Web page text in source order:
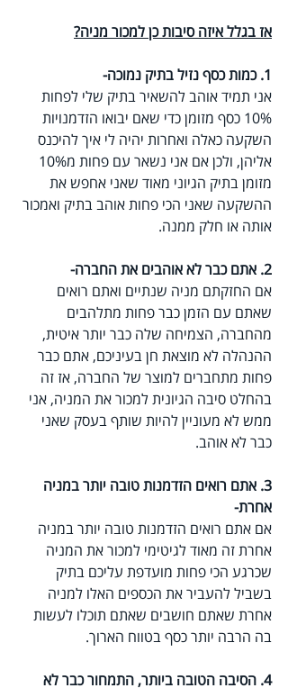
אז בגלל איזה סיבות כן למכור מניה?
1. כמות כסף נזיל בתיק נמוכה-
אני תמיד אוהב להשאיר בתיק שלי לפחות
10% כסף מזומן כדי שאם יבואו הזדמנויות
השקעה כאלה ואחרות יהיה לי איך להיכנס
מזומן בתיק הגיוני מאוד שאני אחפש את
ההשקעה שאני הכי פחות אוהב בתיק ואמכור
אותה או חלק ממנה.
2. אתם כבר לא אוהבים את החברה-
אם החזקתם מניה שנתיים ואתם רואים
שאתם עם הזמן כבר פחות מתלהבים
מהחברה, הצמיחה שלה כבר יותר איטית,
ההנהלה לא מוצאת חן בעיניכם, אתם כבר
פחות מתחברים למוצר של החברה, אז זה
בהחלט סיבה הגיונית למכור את המניה, אני
ממש לא מעוניין להיות שותף בעסק שאני
כבר לא אוהב.
3. אתם רואים הזדמנות טובה יותר במניה
אחרת-
אם אתם רואים הזדמנות טובה יותר במניה
אחרת זה מאוד לגיטימי למכור את המניה
שכרגע הכי פחות מועדפת עליכם בתיק
בשביל להעביר את הכספים האלו למניה
אחרת שאתם חושבים שאתם תוכלו לעשות
בה הרבה יותר כסף בטווח הארוך.
4. הסיבה הטובה ביותר, התמחור כבר לא